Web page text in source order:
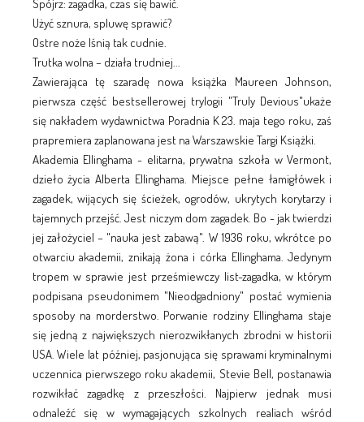
Spójrz: zagadka, czas się bawić.
Użyć sznura, spluwę sprawić?
Ostre noże lśnią tak cudnie.
Trutka wolna – działa trudniej...
Zawierająca tę szaradę nowa książka Maureen Johnson,
pierwsza część bestsellerowej trylogii "Truly Devious"ukaże
się nakładem wydawnictwa Poradnia K 23. maja tego roku, zaś
prapremiera zaplanowana jest na Warszawskie Targi Książki.
Akademia Ellinghama - elitarna, prywatna szkoła w Vermont,
dzieło życia Alberta Ellinghama. Miejsce pełne łamigłówek i
zagadek, wijących się ścieżek, ogrodów, ukrytych korytarzy i
tajemnych przejść. Jest niczym dom zagadek. Bo - jak twierdzi
jej założyciel – "nauka jest zabawą". W 1936 roku, wkrótce po
otwarciu akademii, znikają żona i córka Ellinghama. Jedynym
tropem w sprawie jest prześmiewczy list-zagadka, w którym
podpisana pseudonimem "Nieodgadniony" postać wymienia
sposoby na morderstwo. Porwanie rodziny Ellinghama staje
się jedną z największych nierozwikłanych zbrodni w historii
USA. Wiele lat później, pasjonująca się sprawami kryminalnymi
uczennica pierwszego roku akademii, Stevie Bell, postanawia
rozwikłać zagadkę z przeszłości. Najpierw jednak musi
odnaleźć się w wymagających szkolnych realiach wśród